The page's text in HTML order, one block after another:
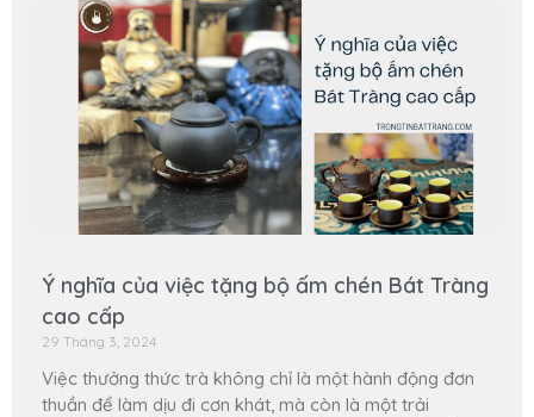
Ý nghĩa của việc tặng bộ ấm chén Bát Tràng
cao cấp
29 Tháng 3, 2024
Việc thưởng thức trà không chỉ là một hành động đơn
thuần để làm dịu đi cơn khát, mà còn là một trải